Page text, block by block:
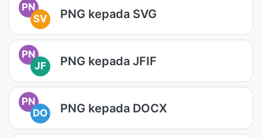
PN
SV
PNG kepada SVG
PN
JF
PNG kepada JFIF
PN
DO
PNG kepada DOCX